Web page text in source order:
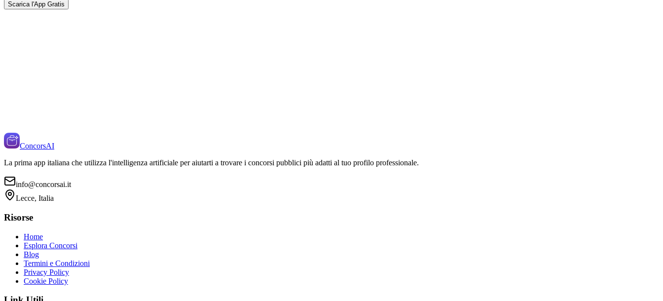
Scarica l'App Gratis
ConcorsAI
La prima app italiana che utilizza l'intelligenza artificiale per aiutarti a trovare i concorsi pubblici più adatti al tuo profilo professionale.
info@concorsai.it
Lecce, Italia
Risorse
Home
Esplora Concorsi
Blog
Termini e Condizioni
Privacy Policy
Cookie Policy